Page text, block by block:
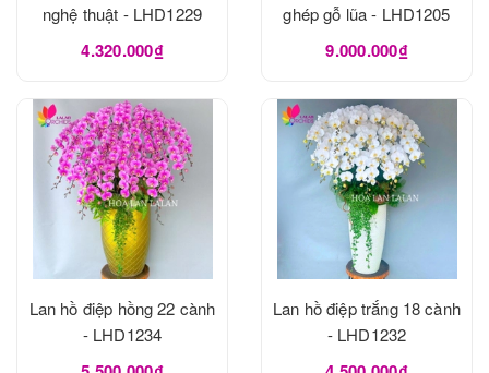
nghệ thuật - LHD1229
4.320.000₫
ghép gỗ lũa - LHD1205
9.000.000₫
Lan hồ điệp hồng 22 cành
- LHD1234
Lan hồ điệp trắng 18 cành
- LHD1232